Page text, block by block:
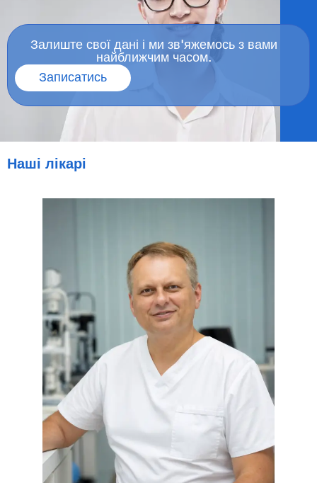
Залиште свої дані і ми зв'яжемось з вами
найближчим часом.
Записатись
Наші лікарі​